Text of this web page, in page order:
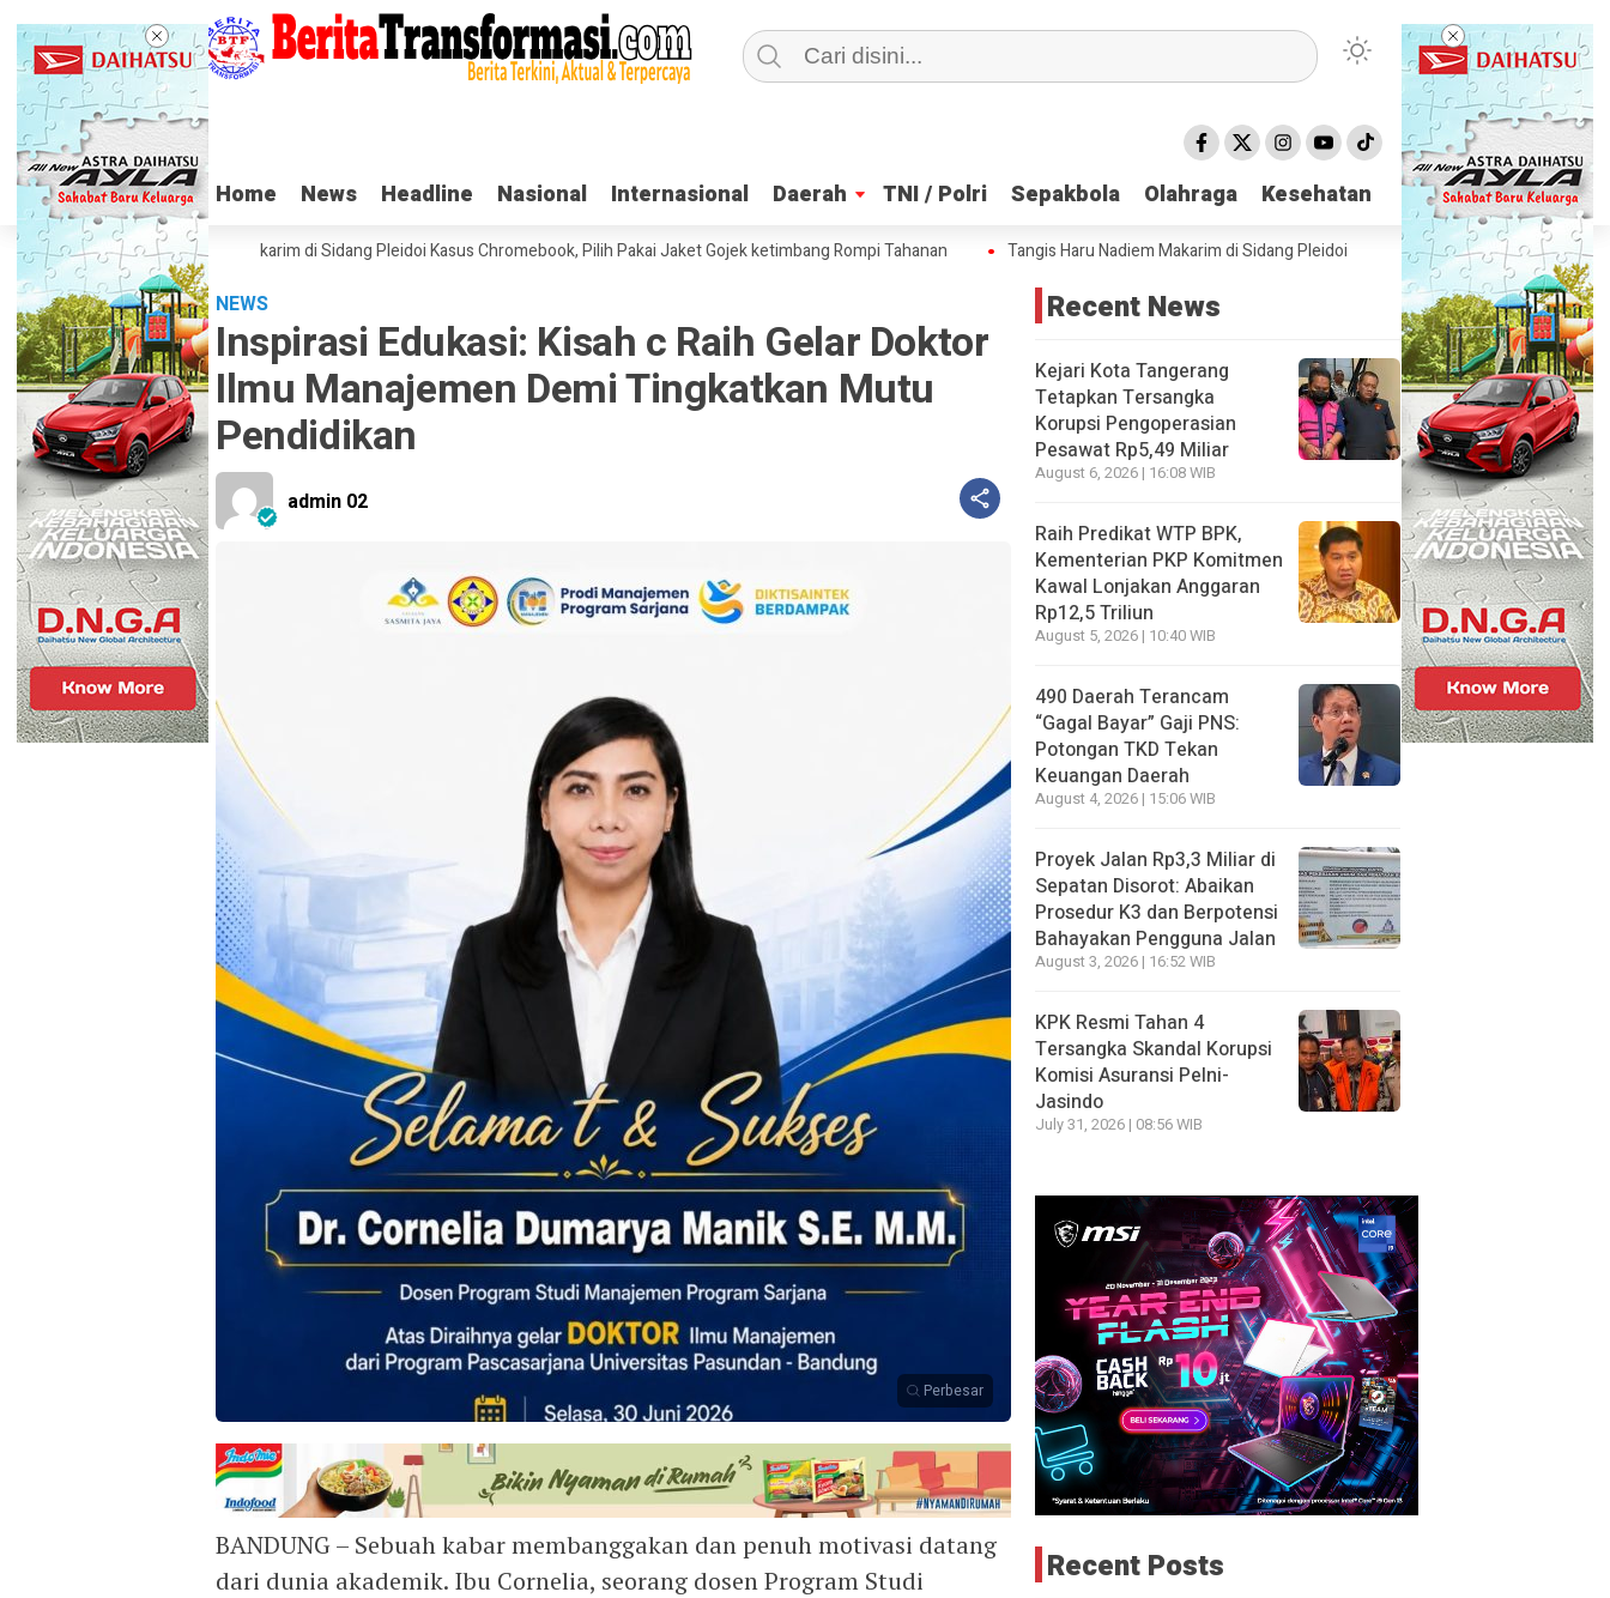
Home News Headline Nasional Internasional Daerah TNI / Polri Sepakbola Olahraga Kesehatan
Home News Headline Nasional Internasional Daerah TNI / Polri Sepakbola Olahraga Kesehatan
Tangis Haru Nadiem Makarim di Sidang Pleidoi Kasus Chromebook, Pilih Pakai Jaket Gojek ketimbang Rompi Tahanan Tangis Haru Nadiem Makarim di Sidang Pleidoi Kasus Chromebook, Pilih Pakai Jaket
NEWS
Inspirasi Edukasi: Kisah c Raih Gelar Doktor
Ilmu Manajemen Demi Tingkatkan Mutu
Pendidikan
admin 02
Perbesar
BANDUNG – Sebuah kabar membanggakan dan penuh motivasi datang
dari dunia akademik. Ibu Cornelia, seorang dosen Program Studi
Recent News
Kejari Kota Tangerang
Tetapkan Tersangka
Korupsi Pengoperasian
Pesawat Rp5,49 Miliar
August 6, 2026 | 16:08 WIB
Raih Predikat WTP BPK,
Kementerian PKP Komitmen
Kawal Lonjakan Anggaran
Rp12,5 Triliun
August 5, 2026 | 10:40 WIB
490 Daerah Terancam
“Gagal Bayar” Gaji PNS:
Potongan TKD Tekan
Keuangan Daerah
August 4, 2026 | 15:06 WIB
Proyek Jalan Rp3,3 Miliar di
Sepatan Disorot: Abaikan
Prosedur K3 dan Berpotensi
Bahayakan Pengguna Jalan
August 3, 2026 | 16:52 WIB
KPK Resmi Tahan 4
Tersangka Skandal Korupsi
Komisi Asuransi Pelni-
Jasindo
July 31, 2026 | 08:56 WIB
Recent Posts